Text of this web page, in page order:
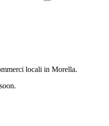
locali in Morella.